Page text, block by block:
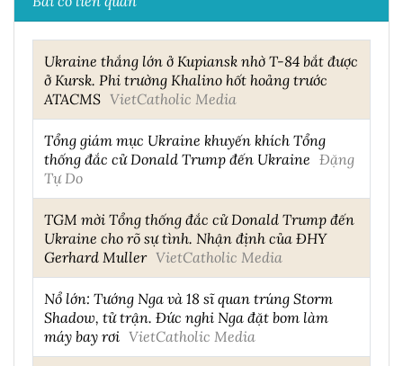
Ukraine thắng lớn ở Kupiansk nhờ T-84 bắt được
ở Kursk. Phi trường Khalino hốt hoảng trước
ATACMS VietCatholic Media
Tổng giám mục Ukraine khuyến khích Tổng
thống đắc cử Donald Trump đến Ukraine Đặng
Tự Do
TGM mời Tổng thống đắc cử Donald Trump đến
Ukraine cho rõ sự tình. Nhận định của ĐHY
Gerhard Muller VietCatholic Media
Nổ lớn: Tướng Nga và 18 sĩ quan trúng Storm
Shadow, tử trận. Đức nghi Nga đặt bom làm
máy bay rơi VietCatholic Media